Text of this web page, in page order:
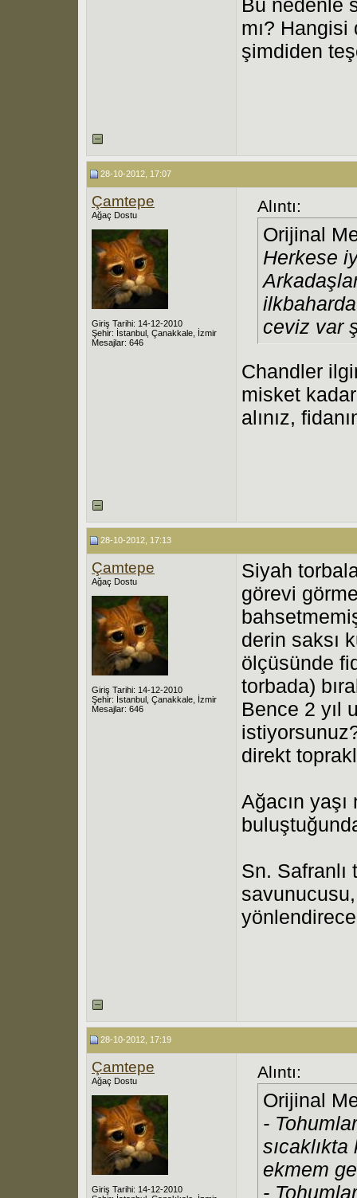
Bu nedenle
mı? Hangisi
şimdiden
28-10-2012, 17:07
Çamtepe
Ağaç Dostu
Giriş Tarihi: 14-12-2010
Şehir: İstanbul, Çanakkale, İzmir
Mesajlar: 646
Alıntı:
Orijinal
Herkese
ceviz var
Chandler
misket
alınız,
28-10-2012, 17:13
Çamtepe
Ağaç Dostu
Giriş Tarihi: 14-12-2010
Şehir: İstanbul, Çanakkale, İzmir
Mesajlar: 646
Siyah
görevi
derin saksı
ölçüsünde
torbada)
Bence 2 yıl
direkt
Ağacın
Sn.
28-10-2012, 17:19
Çamtepe
Ağaç Dostu
Giriş Tarihi: 14-12-2010
Alıntı:
Orijinal
-
ekmem
-